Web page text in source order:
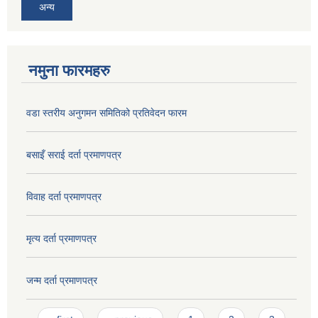
अन्य
नमुना फारमहरु
वडा स्तरीय अनुगमन समितिको प्रतिवेदन फारम
बसाइँ सराई दर्ता प्रमाणपत्र
विवाह दर्ता प्रमाणपत्र
मृत्य दर्ता प्रमाणपत्र
जन्म दर्ता प्रमाणपत्र